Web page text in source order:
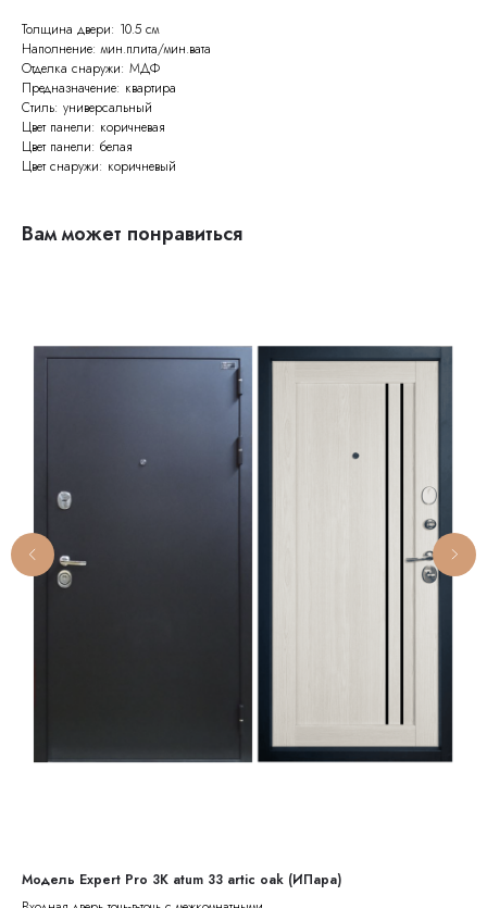
Толщина двери: 10.5 см
Наполнение: мин.плита/мин.вата
Отделка снаружи: МДФ
Предназначение: квартира
Стиль: универсальный
Цвет панели: коричневая
Цвет панели: белая
Цвет снаружи: коричневый
Вам может понравиться
Модель Expert Pro 3K atum 33 artic oak (ИПара)